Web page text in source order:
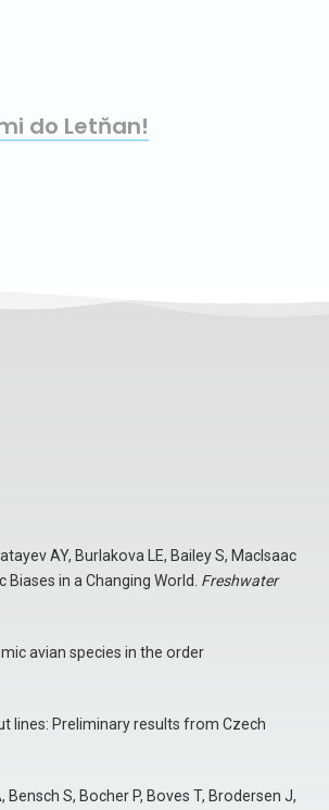
do Letňan!
AY, Burlakova LE, Bailey S, MacIsaac
in a Changing World. Freshwater
avian species in the order
lines: Preliminary results from Czech
Bensch S, Bocher P, Boves T, Brodersen J,